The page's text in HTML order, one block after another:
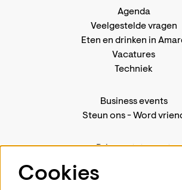
Agenda
Veelgestelde vragen
Eten en drinken in
Vacatures
Techniek
Business events
Steun ons-Word
Privacystatement
Cookies